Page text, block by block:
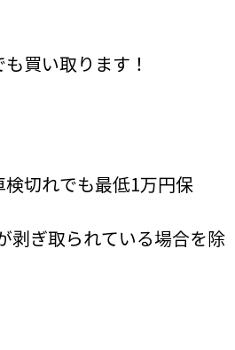
買い取ります！
切れでも最低1万円保
剥ぎ取られている場合を除